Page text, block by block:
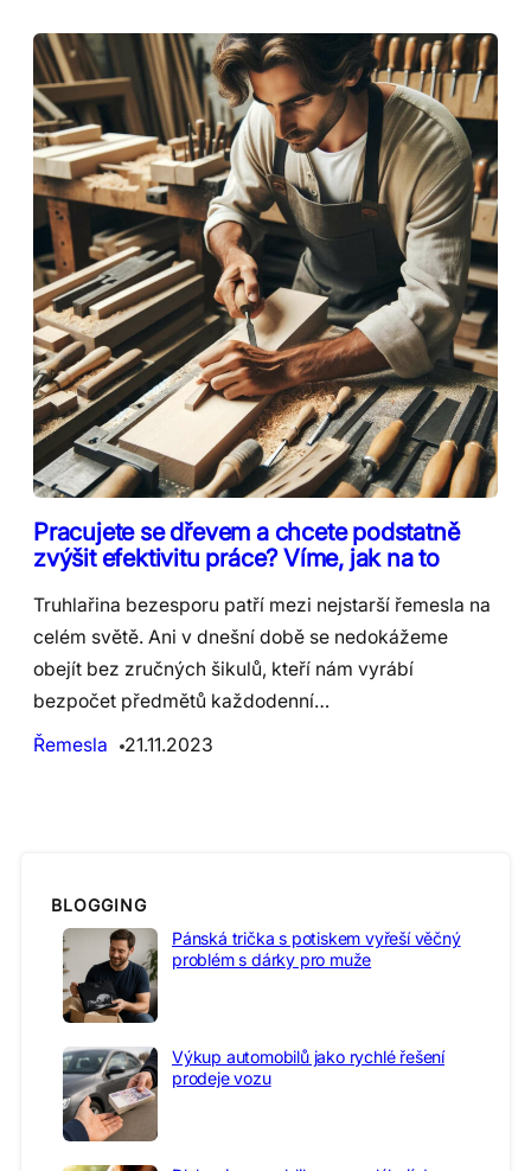
Pracujete se dřevem a chcete podstatně
zvýšit efektivitu práce? Víme, jak na to
Truhlařina bezesporu patří mezi nejstarší řemesla na
celém světě. Ani v dnešní době se nedokážeme
obejít bez zručných šikulů, kteří nám vyrábí
bezpočet předmětů každodenní…
Řemesla
21.11.2023
BLOGGING
Pánská trička s potiskem vyřeší věčný
problém s dárky pro muže
Výkup automobilů jako rychlé řešení
prodeje vozu